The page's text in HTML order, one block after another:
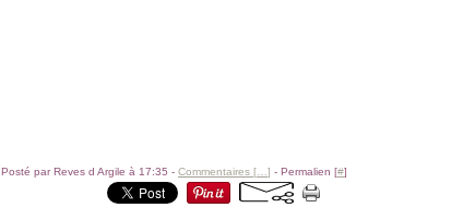
Posté par Reves d Argile à 17:35 - Commentaires [ ] - Permalien [#]